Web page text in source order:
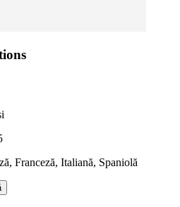
Franceză, Italiană, Spaniolă